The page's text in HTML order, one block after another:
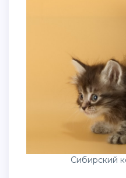
Сибирский